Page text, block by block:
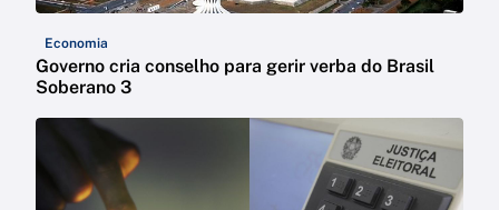
Economia
Governo cria conselho para gerir verba do Brasil
Soberano 3